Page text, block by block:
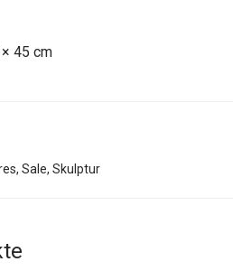
45 cm
, Sale, Skulptur